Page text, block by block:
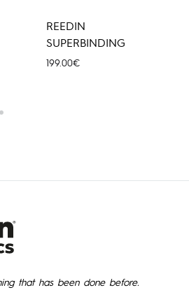
REEDIN
SUPERBINDING
199.00€
that has been done before.